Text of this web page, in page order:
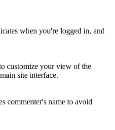
when you're logged in, and
customize your view of the
site interface.
commenter's name to avoid